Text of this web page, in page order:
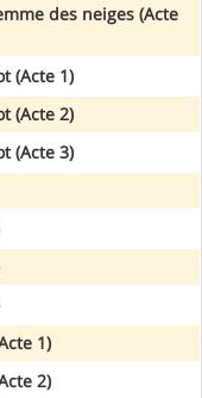
des neiges (Acte
(Acte 1)
(Acte 2)
(Acte 3)
1)
2)